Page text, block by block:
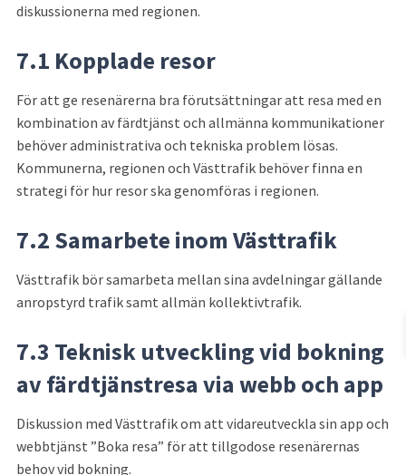
diskussionerna med regionen.
7.1 Kopplade resor
För att ge resenärerna bra förutsättningar att resa med en
kombination av färdtjänst och allmänna kommunikationer
behöver administrativa och tekniska problem lösas.
Kommunerna, regionen och Västtrafik behöver finna en
strategi för hur resor ska genomföras i regionen.
7.2 Samarbete inom Västtrafik
Västtrafik bör samarbeta mellan sina avdelningar gällande
anropstyrd trafik samt allmän kollektivtrafik.
7.3 Teknisk utveckling vid bokning
av färdtjänstresa via webb och app
Diskussion med Västtrafik om att vidareutveckla sin app och
webbtjänst ”Boka resa” för att tillgodose resenärernas
behov vid bokning.